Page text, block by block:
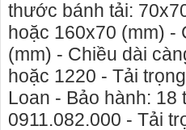
thước bánh tải:
hoặc 160x70 (mm) -
(mm) - Chiều dài
hoặc 1220 - Tải
Loan - Bảo hành:
0911.082.000 - Tải